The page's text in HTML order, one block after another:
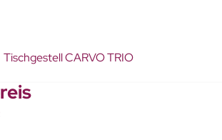
Tischgestell CARVO TRIO